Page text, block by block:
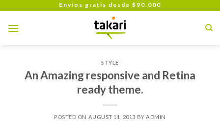
content
Envíos gratis desde $90.000
STYLE
An Amazing responsive and Retina
ready theme.
POSTED ON AUGUST 11, 2013 BY ADMIN